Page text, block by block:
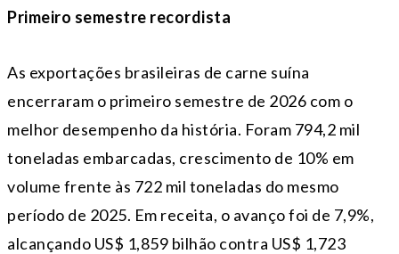
Primeiro semestre recordista
As exportações brasileiras de carne suína
encerraram o primeiro semestre de 2026 com o
melhor desempenho da história. Foram 794,2 mil
toneladas embarcadas, crescimento de 10% em
volume frente às 722 mil toneladas do mesmo
período de 2025. Em receita, o avanço foi de 7,9%,
alcançando US$ 1,859 bilhão contra US$ 1,723